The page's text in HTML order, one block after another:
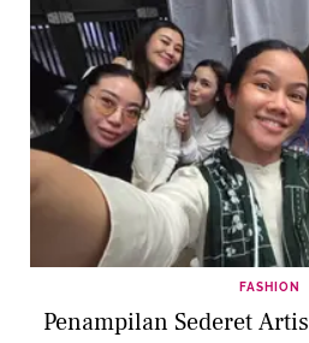
FASHION
Penampilan Sederet